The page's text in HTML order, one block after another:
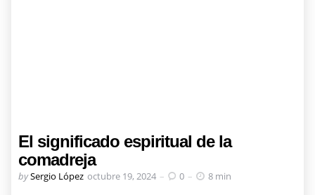
El significado espiritual de la
comadreja
Posted
bySergio López octubre 19, 2024 0 8 min